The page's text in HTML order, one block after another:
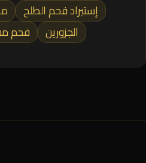
إستيراد فحم الطلح
الجزورين
فحم